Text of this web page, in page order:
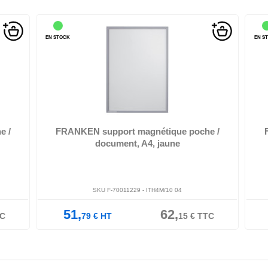
/
FRANKEN support magnétique poche /
document, A4, jaune
SKU F-70011229 -ITH4M/10 04
51,79€HT 62,15€TTC
EN STOCK EN